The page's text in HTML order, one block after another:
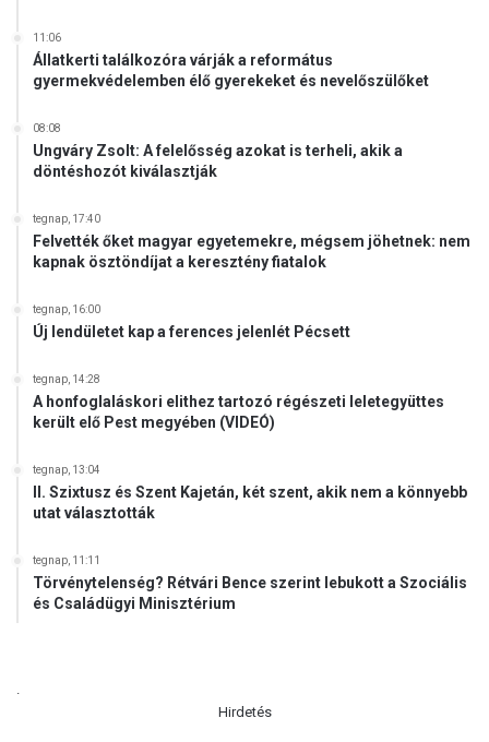
11:06
Állatkerti találkozóra várják a református
gyermekvédelemben élő gyerekeket és nevelőszülőket
08:08
Ungváry Zsolt: A felelősség azokat is terheli, akik a
döntéshozót kiválasztják
tegnap, 17:40
Felvették őket magyar egyetemekre, mégsem jöhetnek: nem
kapnak ösztöndíjat a keresztény fiatalok
tegnap, 16:00
Új lendületet kap a ferences jelenlét Pécsett
tegnap, 14:28
A honfoglaláskori elithez tartozó régészeti leletegyüttes
került elő Pest megyében (VIDEÓ)
tegnap, 13:04
II. Szixtusz és Szent Kajetán, két szent, akik nem a könnyebb
utat választották
tegnap, 11:11
Törvénytelenség? Rétvári Bence szerint lebukott a Szociális
és Családügyi Minisztérium
Hirdetés